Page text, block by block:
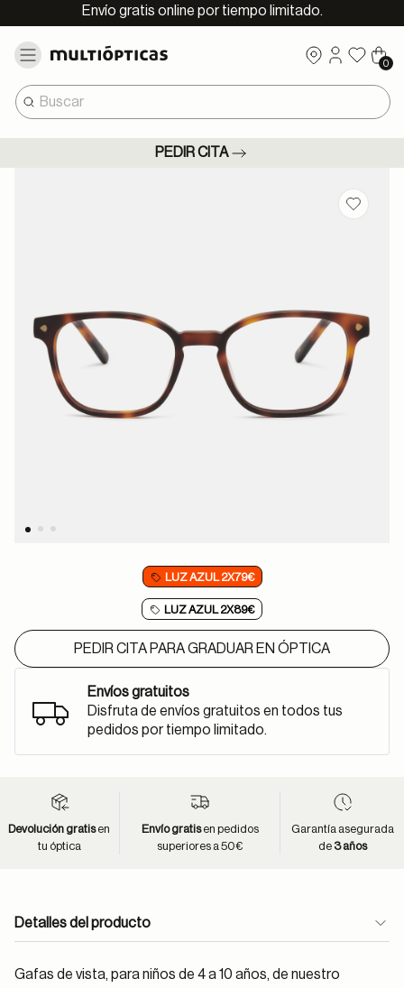
Envío gratis online por tiempo limitado.
0
PEDIR CITA
LUZ AZUL 2X79€
LUZ AZUL 2X89€
PEDIR CITA PARA GRADUAR EN ÓPTICA
Envíos gratuitos
Disfruta de envíos gratuitos en todos tus
pedidos por tiempo limitado.
Devolución gratisen
tu óptica
Envío gratisen pedidos
superiores a 50€
Garantía asegurada
de 3 años
Detalles del producto
Gafas de vista, para niños de 4 a 10 años, de nuestro